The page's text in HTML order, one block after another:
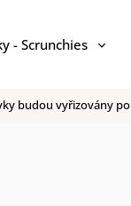
- Scrunchies
budou vyřizovány